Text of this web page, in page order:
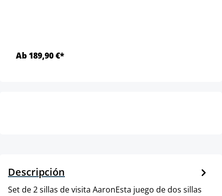
Ab 189,90 €*
Descripción
Set de 2 sillas de visita AaronEsta juego de dos sillas